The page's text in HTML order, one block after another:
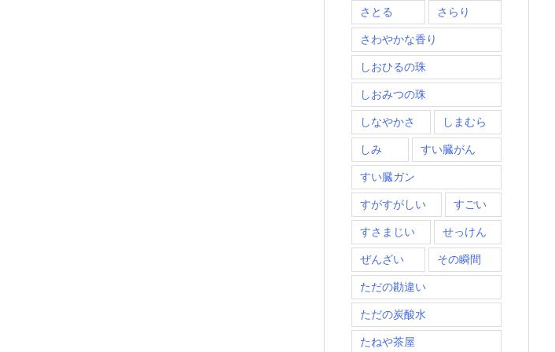
さとる さらり
さわやかな香り
しおひるの珠
しおみつの珠
しなやかさ しまむら
しみ すい臓がん
すい臓ガン
すがすがしい すごい
すさまじい せっけん
ぜんざい その瞬間
ただの勘違い
ただの炭酸水
たねや茶屋